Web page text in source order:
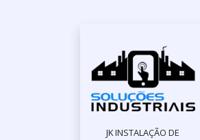
JK INSTALAÇÃO DE